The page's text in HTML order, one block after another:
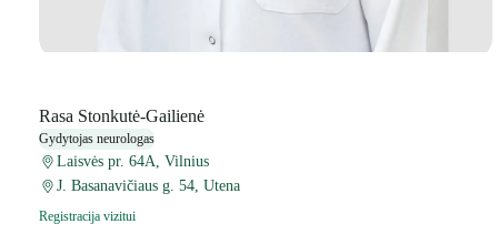
Rasa Stonkutė-Gailienė
Gydytojas neurologas
Laisvės pr. 64A, Vilnius
J. Basanavičiaus g. 54, Utena
Registracija vizitui